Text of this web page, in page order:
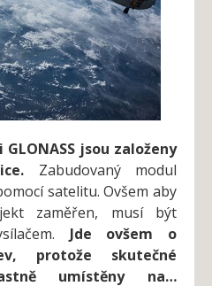
jsou založeny
Zabudovaný modul
satelitu. Ovšem aby
zaměřen, musí být
Jde ovšem o
protože skutečné
umístěny na…